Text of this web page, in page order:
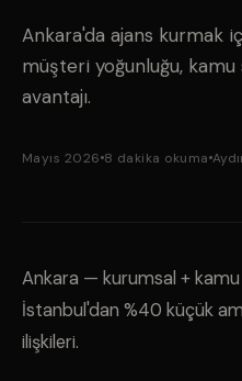
Ankara'da ajans kurmak
müşteri yoğunluğu, kamu
avantajı.
Mayıs 2026 8 dakika okuma
Ankara — kurumsal + kamu
İstanbul'dan %40 küçük
ilişkileri.